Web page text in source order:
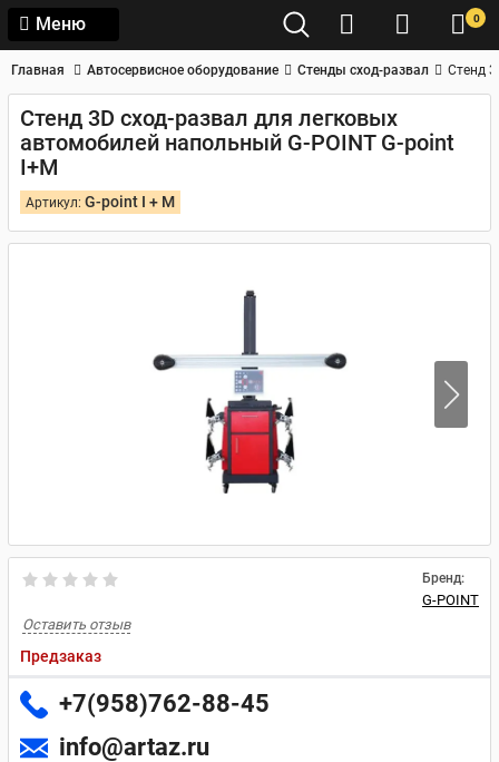
Меню 0
Главная Автосервисное оборудование Стенды сход-развал Стенд
Стенд 3D сход-развал для легковых
автомобилей напольный G-POINT G-point
I+M
Артикул: G-point I + M
Бренд:
G-POINT
Оставить отзыв
Предзаказ
+7(958)762-88-45
info@artaz.ru